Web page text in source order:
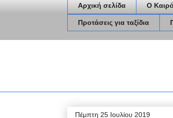
Αρχική σελίδα Ο
Προτάσεις για ταξίδια
Πέμπτη 25 Ιουλίου 2019